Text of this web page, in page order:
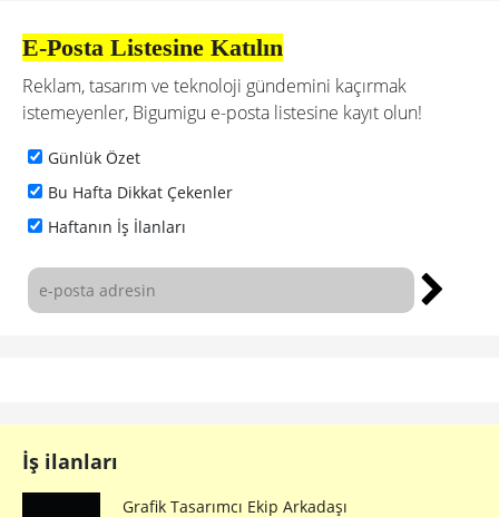
E-Posta Listesine Katılın
Reklam, tasarım ve teknoloji gündemini kaçırmak
istemeyenler, Bigumigu e-posta listesine kayıt olun!
Günlük Özet
Bu Hafta Dikkat Çekenler
Haftanın İş İlanları
İş ilanları
Grafik Tasarımcı Ekip Arkadaşı